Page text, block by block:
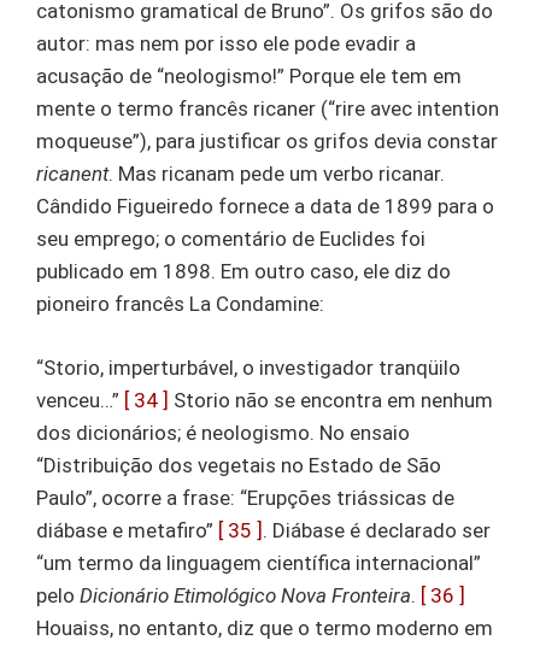
catonismo gramatical de Bruno”. Os grifos são do
autor: mas nem por isso ele pode evadir a
acusação de “neologismo!” Porque ele tem em
mente o termo francês ricaner (“rire avec intention
moqueuse”), para justificar os grifos devia constar
ricanent. Mas ricanam pede um verbo ricanar.
Cândido Figueiredo fornece a data de 1899 para o
seu emprego; o comentário de Euclides foi
publicado em 1898. Em outro caso, ele diz do
pioneiro francês La Condamine:
“Storio, imperturbável, o investigador tranqüilo
venceu…” [ 34 ] Storio não se encontra em nenhum
dos dicionários; é neologismo. No ensaio
“Distribuição dos vegetais no Estado de São
Paulo”, ocorre a frase: “Erupções triássicas de
diábase e metafiro” [ 35 ] . Diábase é declarado ser
“um termo da linguagem científica internacional”
pelo Dicionário Etimológico Nova Fronteira. [ 36 ]
Houaiss, no entanto, diz que o termo moderno em